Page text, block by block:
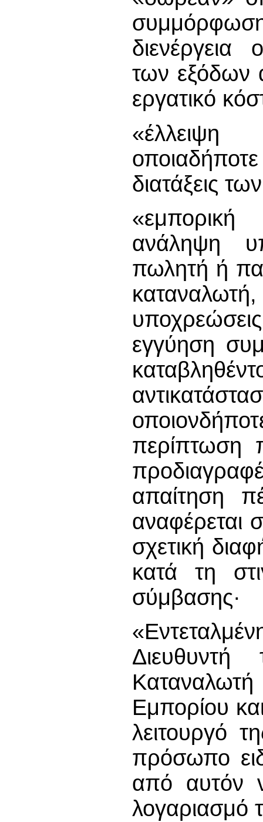
διενέργεια
των εξόδων
εργατικό
«έλλειψη
διατάξεις
ανάληψη
πωλητή ή
εγγύηση
περίπτωση
απαίτηση
αναφέρεται
σχετική
κατά τη
σύμβασης·
Διευθυντή
Εμπορίου
λειτουργό
πρόσωπο
από αυτόν
λογαριασμό